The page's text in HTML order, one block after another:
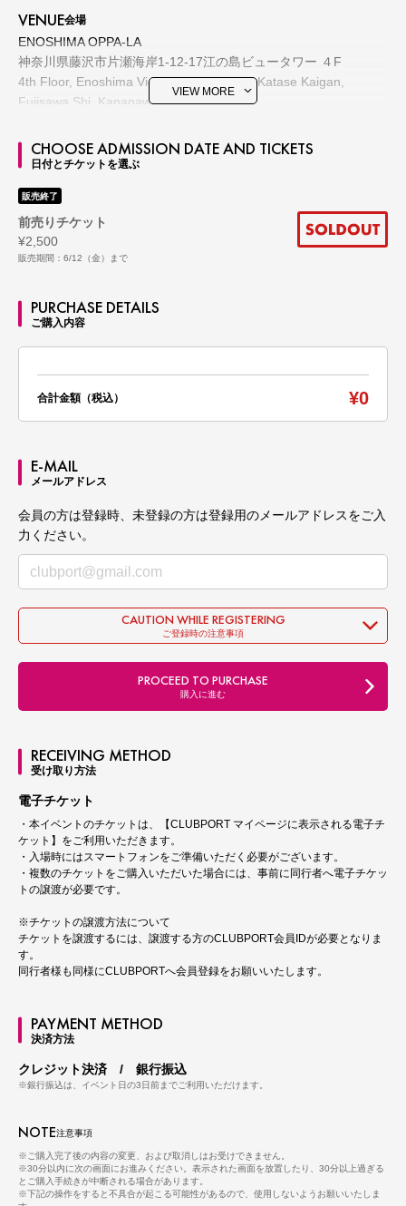
VENUE会場
ENOSHIMA OPPA-LA
神奈川県藤沢市片瀬海岸1-12-17江の島ビュータワー ４F
4th Floor, Enoshima View Tower, 1-12-17 Katase Kaigan,
Fujisawa Shi, Kanagawa
TICKET PRICE
DOOR ¥3,500 / ADV ¥2,500
が必要となります。
Re-entry allowed. Please purchase one drink ticket （¥600）
upon re-entry.
YAMATO (TesseracT studio / LIBERO)
PONTA (ADS / United Beats Records)
KEITA (ATLANTIS)
E.L.E (P.L.U.R / VORTEX)
会場は 神奈川県 片瀬江ノ島の 海沿いのにある、OPPA-LA !!
今回は音楽を PSYCHEDELIC TRANCE にフォーカスして、都内
を中心に世界各国でも活躍している腕利きのDJ達が集結 !!
ヘッドライナーは世界中のフェスティバルでフロアを沸かせてい
脇を固めるのは東京最大級のCLUBのZERO-TOKYOやWOMB
YAMATO,AJ,WATARU,PONTA,KEITA,E.L.E !!
夏の海を先取りするパーティーを見逃すな !!
VIEW MORE
CHOOSE ADMISSION DATE AND TICKETS
日付とチケットを選ぶ
販売終了
前売りチケット
¥2,500
販売期間：6/12（金）まで
PURCHASE DETAILS
ご購入内容
合計金額（税込） ¥0
E-MAIL
メールアドレス
会員の方は登録時、未登録の方は登録用のメールアドレスをご入
力ください。
CAUTION WHILE REGISTERING
ご登録時の注意事項
PROCEED TO PURCHASE
購入に進む
RECEIVING METHOD
受け取り方法
電子チケット
・本イベントのチケットは、【CLUBPORT マイページに表示される電子チ
ケット】をご利用いただきます。
・入場時にはスマートフォンをご準備いただく必要がございます。
・複数のチケットをご購入いただいた場合には、事前に同行者へ電子チケッ
トの譲渡が必要です。
※チケットの譲渡方法について
チケットを譲渡するには、譲渡する方のCLUBPORT会員IDが必要となりま
す。
同行者様も同様にCLUBPORTへ会員登録をお願いいたします。
PAYMENT METHOD
決済方法
クレジット決済 / 銀行振込
※銀行振込は、イベント日の3日前までご利用いただけます。
NOTE注意事項
※ご購入完了後の内容の変更、および取消しはお受けできません。
※30分以内に次の画面にお進みください。表示された画面を放置したり、30分以上過ぎる
とご購入手続きが中断される場合があります。
※下記の操作をすると不具合が起こる可能性があるので、使用しないようお願いいたしま